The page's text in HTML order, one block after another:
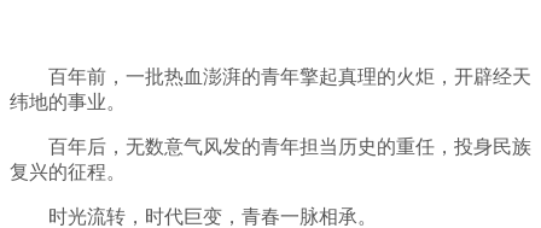
百年前，一批热血澎湃的青年擎起真理的火炬，开辟经天
纬地的事业。
百年后，无数意气风发的青年担当历史的重任，投身民族
复兴的征程。
时光流转，时代巨变，青春一脉相承。